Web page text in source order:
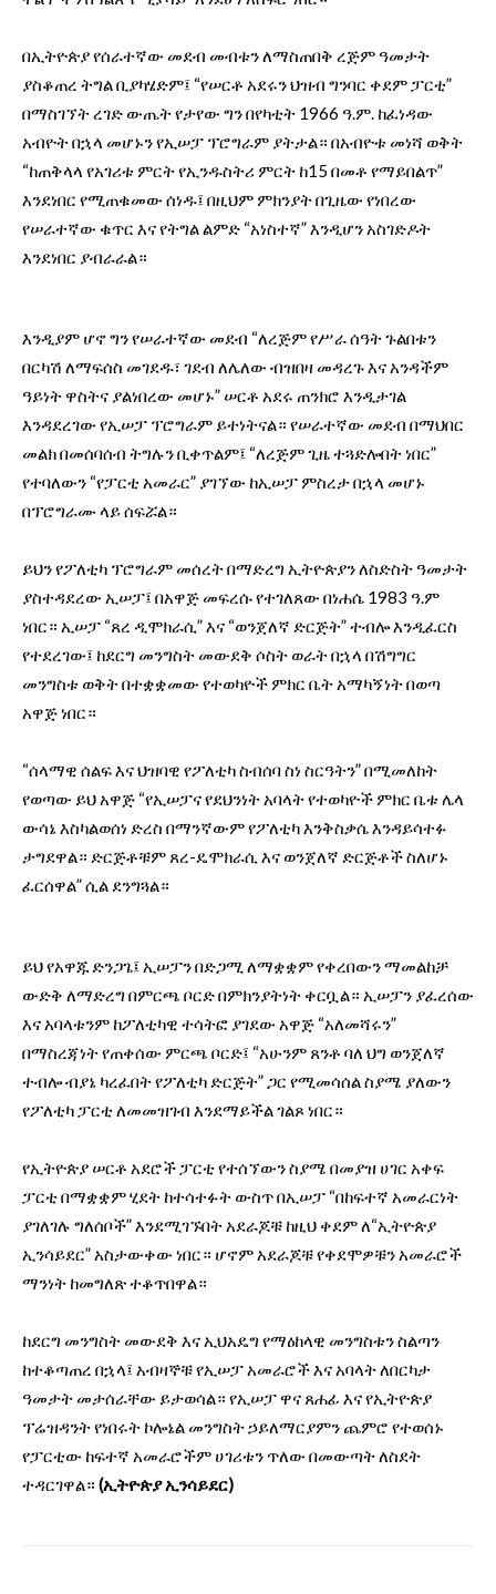
በኢትዮጵያ የሰራተኛው መደብ መብቱን ለማስጠበቅ ረጅም ዓመታት
ያስቆጠረ ትግል ቢያካሄድም፤ “የሠርቶ አደሩን ህዝብ ግንባር ቀደም ፓርቲ”
በማስገኘት ረገድ ውጤት የታየው ግን በየካቲት 1966 ዓ.ም. ከፈነዳው
አብዮት በኋላ መሆኑን የኢሠፓ ፕሮግራም ያትታል። በአብዮቱ መነሻ ወቅት
“ከጠቅላላ የአገሪቱ ምርት የኢንዱስትሪ ምርት ከ15 በመቶ የማይበልጥ”
እንደነበር የሚጠቁመው ሰነዱ፤ በዚህም ምክንያት በጊዜው የነበረው
የሠራተኛው ቁጥር እና የትግል ልምድ “አነስተኛ” እንዲሆን አስገድዶት
እንደነበር ያብራራል።
እንዲያም ሆኖ ግን የሠራተኛው መደብ “ለረጅም የሥራ ሰዓት ጉልበቱን
በርካሽ ለማፍሰስ መገደዱ፣ ገደብ ለሌለው ብዝበዛ መዳረጉ እና አንዳችም
ዓይነት ዋስትና ያልነበረው መሆኑ” ሠርቶ አደሩ ጠንክሮ እንዲታገል
እንዳደረገው የኢሠፓ ፕሮግራም ይተነትናል። የሠራተኛው መደብ በማህበር
መልክ በመሰባሰብ ትግሉን ቢቀጥልም፤ “ለረጅም ጊዜ ተጓድሎበት ነበር”
የተባለውን “የፓርቲ አመራር” ያገኘው ከኢሠፓ ምስረታ በኋላ መሆኑ
በፕሮግራሙ ላይ ሰፍሯል።
ይህን የፖለቲካ ፕሮግራም መሰረት በማድረግ ኢትዮጵያን ለስድስት ዓመታት
ያስተዳደረው ኢሠፓ፤ በአዋጅ መፍረሱ የተገለጸው በነሐሴ 1983 ዓ.ም
ነበር። ኢሠፓ “ጸረ ዲሞክራሲ” እና “ወንጀለኛ ድርጅት” ተብሎ እንዲፈርስ
የተደረገው፤ ከደርግ መንግስት መውደቅ ሶስት ወራት በኋላ በሽግግር
መንግስቱ ወቅት በተቋቋመው የተወካዮች ምክር ቤት አማካኝነት በወጣ
አዋጅ ነበር።
“ሰላማዊ ሰልፍ እና ህዝባዊ የፖለቲካ ስብሰባ ስነ ስርዓትን” በሚመለከት
የወጣው ይህ አዋጅ “የኢሠፓና የደህንነት አባላት የተወካዮች ምክር ቤቱ ሌላ
ውሳኔ እስካልወሰነ ድረስ በማንኛውም የፖለቲካ እንቅስቃሴ እንዳይሳተፉ
ታግደዋል። ድርጅቶቹም ጸረ-ዴሞክራሲ እና ወንጀለኛ ድርጅቶች ስለሆኑ
ፈርሰዋል” ሲል ደንግጓል።
ይህ የአዋጁ ድንጋጌ፤ ኢሠፓን በድጋሚ ለማቋቋም የቀረበውን ማመልከቻ
ውድቅ ለማድረግ በምርጫ ቦርድ በምክንያትነት ቀርቧል። ኢሠፓን ያፈረሰው
እና አባላቱንም ከፖለቲካዊ ተሳትፎ ያገደው አዋጅ “አለመሻሩን”
በማስረጃነት የጠቀሰው ምርጫ ቦርድ፤ “አሁንም ጸንቶ ባለ ህግ ወንጀለኛ
ተብሎ ብያኔ ካረፈበት የፖለቲካ ድርጅት” ጋር የሚመሳሰል ስያሜ ያለውን
የፖለቲካ ፓርቲ ለመመዝገብ እንደማይችል ገልጾ ነበር።
የኢትዮጵያ ሠርቶ አደሮች ፓርቲ የተሰኘውን ስያሜ በመያዝ ሀገር አቀፍ
ፓርቲ በማቋቋም ሂደት ከተሳተፉት ውስጥ በኢሠፓ “በከፍተኛ አመራርነት
ያገለገሉ ግለሰቦች” እንደሚገኙበት አደራጆቹ ከዚህ ቀደም ለ“ኢትዮጵያ
ኢንሳይደር” አስታውቀው ነበር። ሆኖም አደራጆቹ የቀደሞዎቹን አመራሮች
ማንነት ከመግለጽ ተቆጥበዋል።
ከደርግ መንግስት መውደቅ እና ኢህአዴግ የማዕከላዊ መንግስቱን ስልጣን
ከተቆጣጠረ በኋላ፤ አብዛኞቹ የኢሠፓ አመራሮች እና አባላት ለበርካታ
ዓመታት መታሰራቸው ይታወሳል። የኢሠፓ ዋና ጸሐፊ እና የኢትዮጵያ
ፕሬዝዳንት የነበሩት ኮሎኔል መንግስት ኃይለማርያምን ጨምሮ የተወሰኑ
የፓርቲው ከፍተኛ አመራሮችም ሀገሪቱን ጥለው በመውጣት ለስደት
ተዳርገዋል። (ኢትዮጵያ ኢንሳይደር)